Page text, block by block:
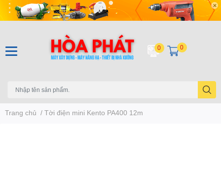
0 0
Trang chủ / Tời điện mini Kento PA400 12m